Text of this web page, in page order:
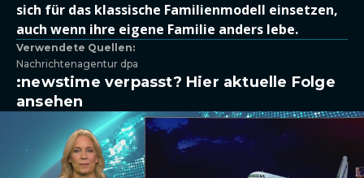
sich für das klassische Familienmodell einsetzen,
auch wenn ihre eigene Familie anders lebe.
Verwendete Quellen:
Nachrichtenagentur dpa
:newstime verpasst? Hier aktuelle Folge
ansehen